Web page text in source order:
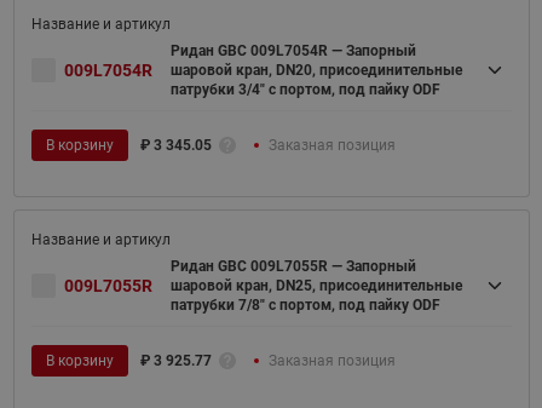
009L7054R
Ридан GBC 009L7054R — Запорный
шаровой кран, DN20, присоединительные
патрубки 3/4" с портом, под пайку ODF
В корзину ₽ 3 345.05 Заказная позиция
009L7055R
Ридан GBC 009L7055R — Запорный
шаровой кран, DN25, присоединительные
патрубки 7/8" с портом, под пайку ODF
В корзину ₽ 3 925.77 Заказная позиция